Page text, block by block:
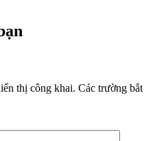
thị công khai. Các trường bắt